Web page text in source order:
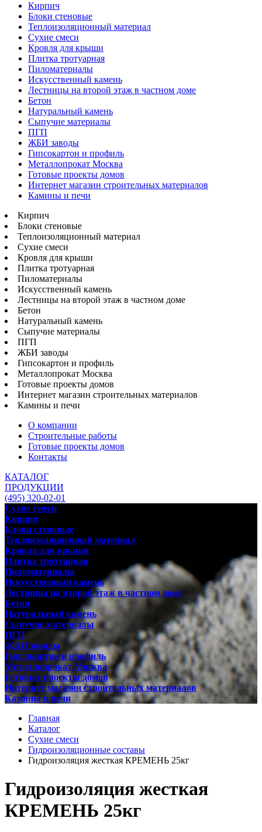
Кирпич
Блоки стеновые
Теплоизоляционный материал
Сухие смеси
Кровля для крыши
Плитка тротуарная
Пиломатериалы
Искусственный камень
Лестницы на второй этаж в частном доме
Бетон
Натуральный камень
Сыпучие материалы
ПГП
ЖБИ заводы
Гипсокартон и профиль
Металлопрокат Москва
Готовые проекты домов
Интернет магазин строительных материалов
Камины и печи
Кирпич
Блоки стеновые
Теплоизоляционный материал
Сухие смеси
Кровля для крыши
Плитка тротуарная
Пиломатериалы
Искусственный камень
Лестницы на второй этаж в частном доме
Бетон
Натуральный камень
Сыпучие материалы
ПГП
ЖБИ заводы
Гипсокартон и профиль
Металлопрокат Москва
Готовые проекты домов
Интернет магазин строительных материалов
Камины и печи
О компании
Строительные работы
Готовые проекты домов
Контакты
КАТАЛОГ
ПРОДУКЦИИ
(495) 320-02-01
Сухие смеси
Кирпич
Блоки стеновые
Теплоизоляционный материал
Кровля для крыши
Плитка тротуарная
Пиломатериалы
Искусственный камень
Лестницы на второй этаж в частном доме
Бетон
Натуральный камень
Сыпучие материалы
ПГП
ЖБИ заводы
Гипсокартон и профиль
Металлопрокат Москва
Готовые проекты домов
Интернет магазин строительных материалов
Камины и печи
Главная
Каталог
Сухие смеси
Гидроизоляционные составы
Гидроизоляция жесткая КРЕМЕНЬ 25кг
Гидроизоляция жесткая
КРЕМЕНЬ 25кг